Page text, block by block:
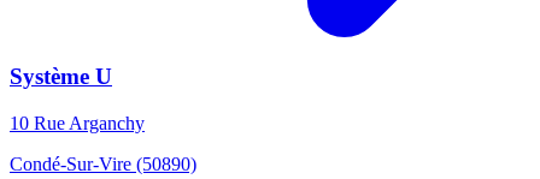
Système U
10 Rue Arganchy
Condé-Sur-Vire (50890)